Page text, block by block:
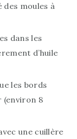
des moules à
dans les
d’huile
les bords
(environ 8
une cuillère